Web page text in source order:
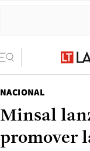
NACIONAL
Minsal
promover